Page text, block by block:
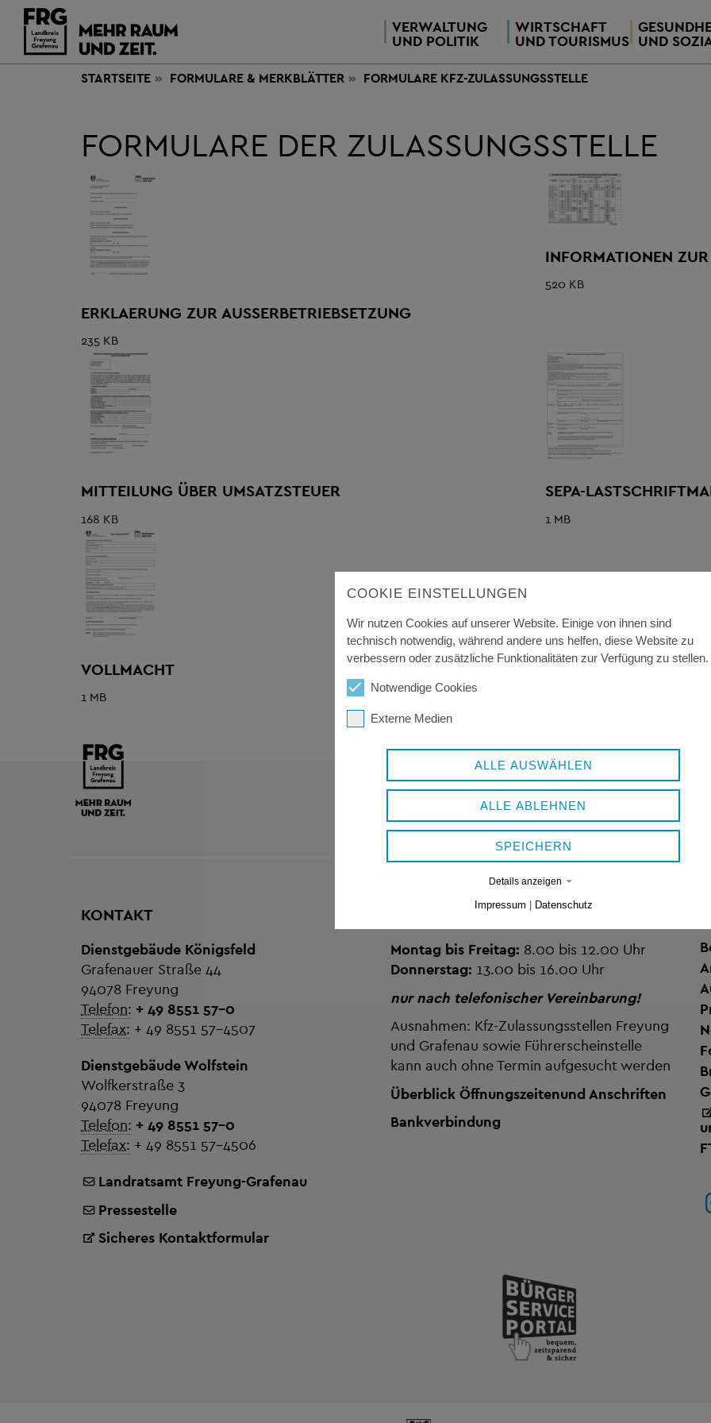
VERWALTUNG
UND POLITIK
WIRTSCHAFT
UND TOURISMUS UND
STARTSEITE FORMULARE & MERKBLÄTTER FORMULARE KFZ-ZULASSUNGSSTELLE
FORMULARE DER ZULASSUNGSSTELLE
ERKLAERUNG ZUR AUSSERBETRIEBSETZUNG
235 KB
INFORMATIONEN
520 KB
MITTEILUNG ÜBER UMSATZSTEUER
168 KB
SEPA-
1 MB
VOLLMACHT
1 MB
KONTAKT
Dienstgebäude Königsfeld
Grafenauer Straße 44
94078 Freyung
Telefon: + 49 8551 57-0
Telefax: + 49 8551 57-4507
Dienstgebäude Wolfstein
Wolfkerstraße 3
94078 Freyung
Telefon: + 49 8551 57-0
Telefax: + 49 8551 57-4506
Landratsamt Freyung-Grafenau
Pressestelle
Sicheres Kontaktformular
ÖFFNUNGSZEITEN
Montag bis Freitag: 8.00 bis 12.00 Uhr
Donnerstag: 13.00 bis 16.00 Uhr
nur nach telefonischer Vereinbarung!
Ausnahmen: Kfz-Zulassungsstellen Freyung
und Grafenau sowie Führerscheinstelle
kann auch ohne Termin aufgesucht werden
Überblick Öffnungszeitenund Anschriften
Bankverbindung
COOKIE EINSTELLUNGEN
Wir nutzen Cookies auf unserer Website. Einige von ihnen sind
technisch notwendig, während andere uns helfen, diese Website zu
verbessern oder zusätzliche Funktionalitäten zur Verfügung zu stellen.
Notwendige Cookies
Externe Medien
ALLE AUSWÄHLEN
ALLE ABLEHNEN
SPEICHERN
Details anzeigen
Impressum | Datenschutz